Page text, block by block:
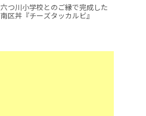
六つ川小学校とのご縁で完成した
南区丼『チーズタッカルビ』